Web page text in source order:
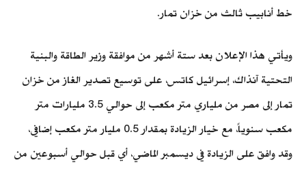
خط أنابيب ثالث من خزان تمار.
ويأتي هذا الإعلان بعد ستة أشهر من موافقة وزير الطاقة والبنية
التحتية آنذاك، إسرائيل كاتس، على توسيع تصدير الغاز من خزان
تمار إلى مصر من ملياري متر مكعب إلى حوالي 3.5 مليارات متر
مكعب سنوياً، مع خيار الزيادة بمقدار 0.5 مليار متر مكعب إضافي،
وقد وافق على الزيادة في ديسمبر الماضي، أي قبل حوالي أسبوعين من